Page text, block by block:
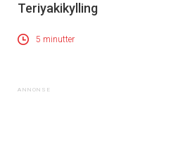
Teriyakikylling
5 minutter